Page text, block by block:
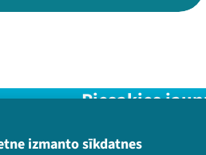
izmanto sīkdatnes
Piesakies
Nepalaid garām